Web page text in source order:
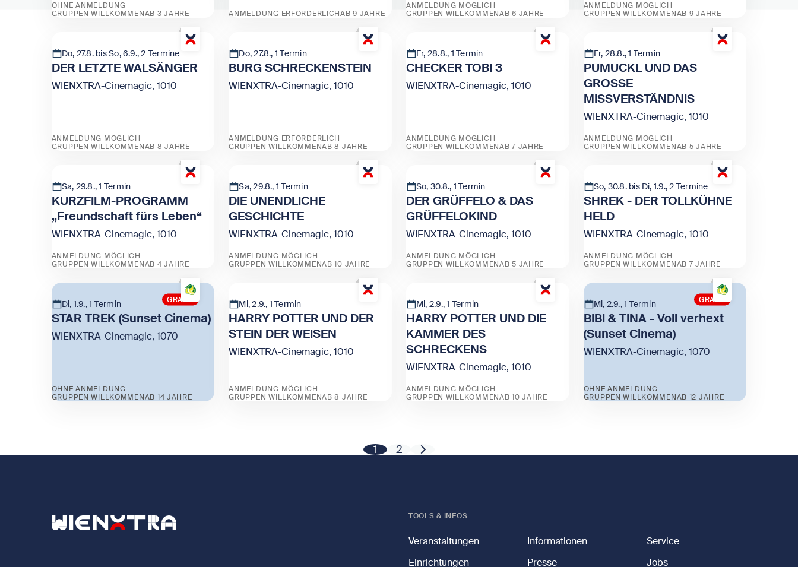
OHNE ANMELDUNG
GRUPPEN WILLKOMMENAB 3 JAHRE
Zeige CINEMAGIC SOMMERPAUSE bis 23. August
ANMELDUNG ERFORDERLICHAB 9 JAHRE
Zeige Sommer-Workshop "All about Film"
ANMELDUNG MÖGLICH
GRUPPEN WILLKOMMENAB 6 JAHRE
Zeige NEUE GESCHICHTEN VOM FRANZ
ANMELDUNG MÖGLICH
GRUPPEN WILLKOMMENAB 9 JAHRE
Do, 27.8. bis So, 6.9., 2 Termine
DER LETZTE WALSÄNGER
WIENXTRA-Cinemagic, 1010
ANMELDUNG MÖGLICH
GRUPPEN WILLKOMMENAB 8 JAHRE
Zeige DER LETZTE WALSÄNGER
Do, 27.8., 1 Termin
BURG SCHRECKENSTEIN
WIENXTRA-Cinemagic, 1010
ANMELDUNG ERFORDERLICH
GRUPPEN WILLKOMMENAB 8 JAHRE
Zeige BURG SCHRECKENSTEIN
Fr, 28.8., 1 Termin
CHECKER TOBI 3
WIENXTRA-Cinemagic, 1010
ANMELDUNG MÖGLICH
GRUPPEN WILLKOMMENAB 7 JAHRE
Fr, 28.8., 1 Termin
PUMUCKL UND DAS
GROSSE
MISSVERSTÄNDNIS
WIENXTRA-Cinemagic, 1010
ANMELDUNG MÖGLICH
GRUPPEN WILLKOMMENAB 5 JAHRE
Zeige PUMUCKL UND DAS GROSSE
Sa, 29.8., 1 Termin
KURZFILM-PROGRAMM
„Freundschaft fürs Leben“
WIENXTRA-Cinemagic, 1010
ANMELDUNG MÖGLICH
GRUPPEN WILLKOMMENAB 4 JAHRE
Zeige KURZFILM-PROGRAMM „Freundschaft fürs Leben“
Sa, 29.8., 1 Termin
DIE UNENDLICHE
GESCHICHTE
WIENXTRA-Cinemagic, 1010
ANMELDUNG MÖGLICH
GRUPPEN WILLKOMMENAB 10 JAHRE
Zeige DIE UNENDLICHE GESCHICHTE
So, 30.8., 1 Termin
DER GRÜFFELO & DAS
GRÜFFELOKIND
WIENXTRA-Cinemagic, 1010
ANMELDUNG MÖGLICH
GRUPPEN WILLKOMMENAB 5 JAHRE
Zeige DER GRÜFFELO & DAS GRÜFFELOKIND
So, 30.8. bis Di, 1.9., 2 Termine
SHREK - DER TOLLKÜHNE
HELD
WIENXTRA-Cinemagic, 1010
ANMELDUNG MÖGLICH
GRUPPEN WILLKOMMENAB 7 JAHRE
Zeige SHREK - DER TOLLKÜHNE HELD
GRATIS
Di, 1.9., 1 Termin
STAR TREK (Sunset Cinema)
WIENXTRA-Cinemagic, 1070
OHNE ANMELDUNG
GRUPPEN WILLKOMMENAB 14 JAHRE
Mi, 2.9., 1 Termin
HARRY POTTER UND DER
STEIN DER WEISEN
WIENXTRA-Cinemagic, 1010
ANMELDUNG MÖGLICH
GRUPPEN WILLKOMMENAB 8 JAHRE
Mi, 2.9., 1 Termin
HARRY POTTER UND DIE
KAMMER DES
SCHRECKENS
WIENXTRA-Cinemagic, 1010
ANMELDUNG MÖGLICH
GRUPPEN WILLKOMMENAB 10 JAHRE
GRATIS
Mi, 2.9., 1 Termin
BIBI & TINA - Voll verhext
(Sunset Cinema)
WIENXTRA-Cinemagic, 1070
OHNE ANMELDUNG
GRUPPEN WILLKOMMENAB 12 JAHRE
Wähle eine Seite aus der Pagination
1 2
Weiter
Zurück zur Startseite TOOLS & INFOS
Veranstaltungen Informationen
Service
Einrichtungen
Presse Jobs